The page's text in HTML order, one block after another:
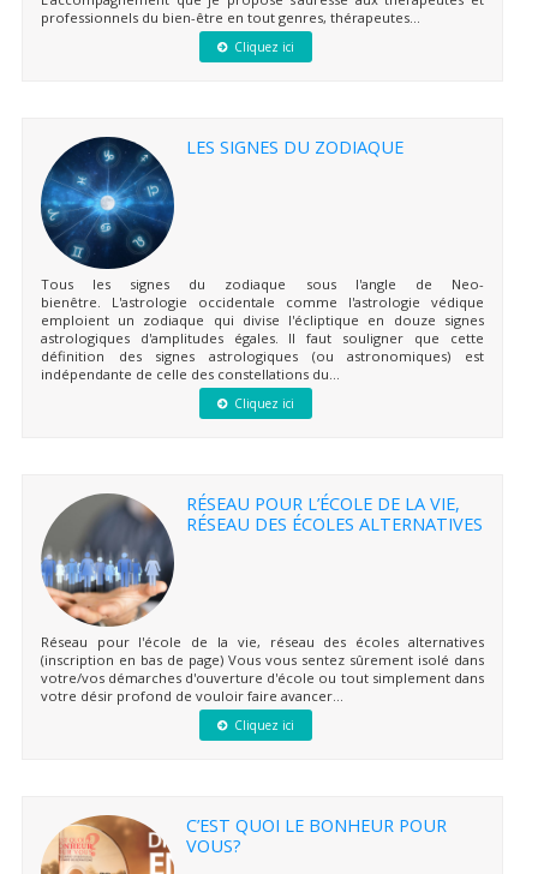
professionnels du bien-être en tout genres, thérapeutes...
Cliquez ici
LES SIGNES DU ZODIAQUE
Tous les signes du zodiaque sous l'angle de Neo-
bienêtre. L'astrologie occidentale comme l'astrologie védique
emploient un zodiaque qui divise l'écliptique en douze signes
astrologiques d'amplitudes égales. Il faut souligner que cette
définition des signes astrologiques (ou astronomiques) est
indépendante de celle des constellations du...
Cliquez ici
RÉSEAU POUR L’ÉCOLE DE LA VIE,
RÉSEAU DES ÉCOLES ALTERNATIVES
Réseau pour l'école de la vie, réseau des écoles alternatives
(inscription en bas de page) Vous vous sentez sûrement isolé dans
votre/vos démarches d'ouverture d'école ou tout simplement dans
votre désir profond de vouloir faire avancer...
Cliquez ici
C’EST QUOI LE BONHEUR POUR
VOUS?